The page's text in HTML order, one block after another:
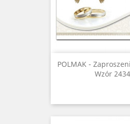
POLMAK -
Wzór